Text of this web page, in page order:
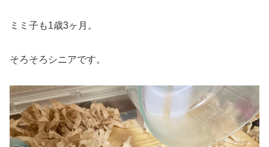
ミミ子も1歳3ヶ月。
そろそろシニアです。